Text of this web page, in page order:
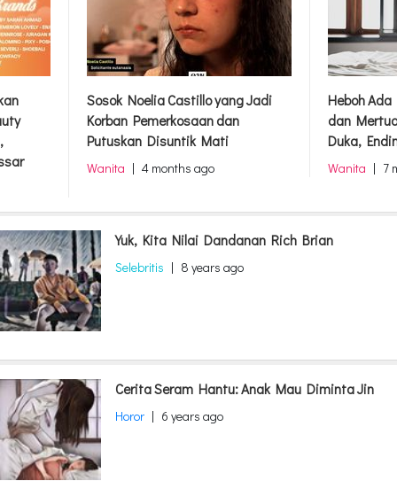
Sosok Noelia Castillo yang Jadi
Korban Pemerkosaan dan
Putuskan Disuntik Mati
Wanita | 4 months ago
Heboh
dan
Duka,
Wanita | 7
Yuk, Kita Nilai Dandanan Rich Brian
Selebritis | 8 years ago
Cerita Seram Hantu: Anak Mau Diminta Jin
Horor | 6 years ago